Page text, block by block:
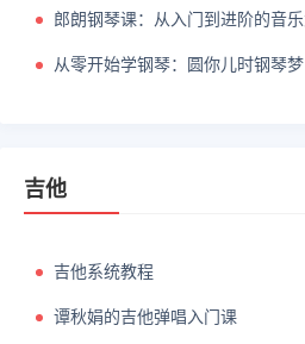
从零开始学钢琴：圆你儿时钢琴梦
吉他
吉他系统教程
谭秋娟的吉他弹唱入门课